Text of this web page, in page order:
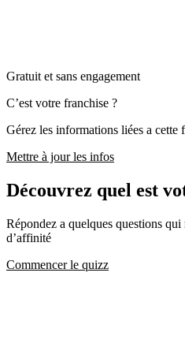
Gratuit et sans engagement
C’est votre franchise ?
Gérez les informations liées a cette
Mettre à jour les infos
Découvrez quel est
Répondez a quelques questions
d’affinité
Commencer le quizz